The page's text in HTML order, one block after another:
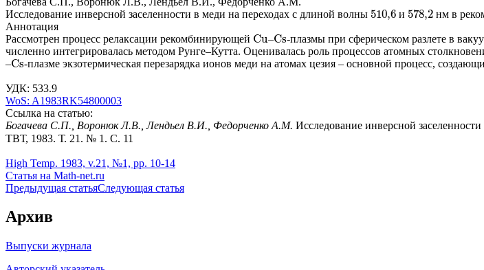
Исследование инверсной заселенности в меди на переходах с длиной волны 510,6
510,6и 578,2
578,2нм в
Аннотация
Рассмотрен процесс релаксации рекомбинирующей Cu
Cu–Cs
Cs-плазмы при сферическом разлете в
численно интегрировалась методом Рунге–Кутта. Оценивалась роль процессов атомных
–Cs
Cs-плазме экзотермическая перезарядка ионов меди на атомах цезия – основной процесс,
УДК: 533.9
WoS: A1983RK54800003
Ссылка на статью:
Богачева С.П., Воронюк Л.В., Лендьел В.И., Федорченко А.М. Исследование инверсной
ТВТ, 1983. Т. 21. № 1. С. 11
High Temp. 1983, v.21, №1, pp. 10-14
Статья на Math-net.ru
Предыдущая статьяСледующая статья
Архив
Выпуски журнала